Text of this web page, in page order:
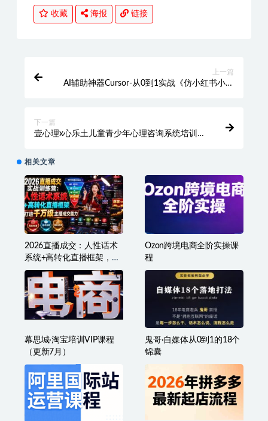
收藏 海报 链接
下一篇
壹心理x心乐土儿童青少年心理咨询系统培训
300小时理论+实务+技术+应用
相关文章
2026直播成交：人性话术
系统+高转化直播框架，打
Ozon跨境电商全阶实操课
幕思城·淘宝培训VIP课程
（更新7月）
鬼哥·自媒体从0到1的18个